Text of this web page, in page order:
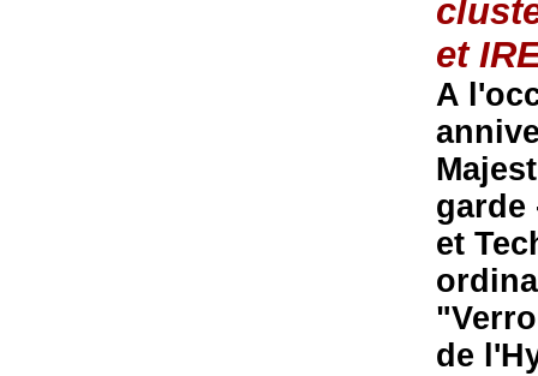
et
A
garde
et
de